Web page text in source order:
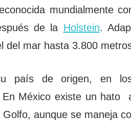
mundialmente
de la Holstein.
del mar hasta 3.800
país de origen, en
En México existe un hato
aunque se maneja